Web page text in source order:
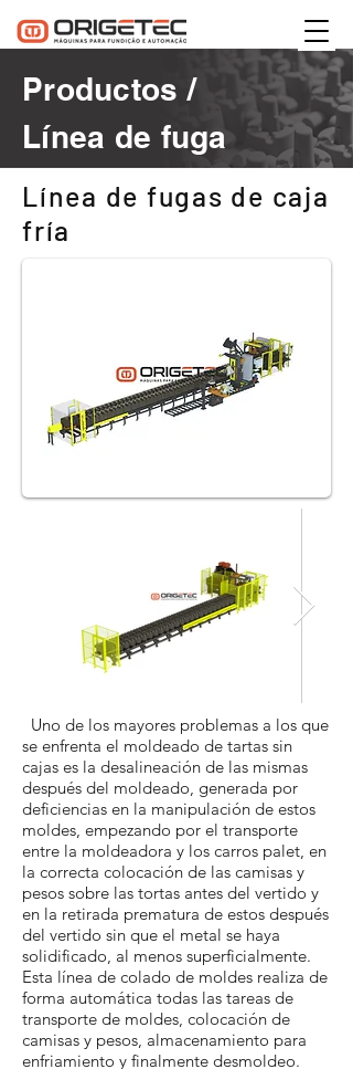
Productos /
Línea de fuga
Línea de fugas de caja
fría
Uno de los mayores problemas a los que
se enfrenta el moldeado de tartas sin
cajas es la desalineación de las mismas
después del moldeado, generada por
deficiencias en la manipulación de estos
moldes, empezando por el transporte
entre la moldeadora y los carros palet, en
la correcta colocación de las camisas y
pesos sobre las tortas antes del vertido y
en la retirada prematura de estos después
del vertido sin que el metal se haya
solidificado, al menos superficialmente.
Esta línea de colado de moldes realiza de
forma automática todas las tareas de
transporte de moldes, colocación de
camisas y pesos, almacenamiento para
enfriamiento y finalmente desmoldeo.